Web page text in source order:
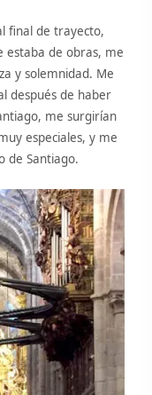
final de trayecto,
estaba de obras, me
y solemnidad. Me
después de haber
me surgirían
especiales, y me
de Santiago.